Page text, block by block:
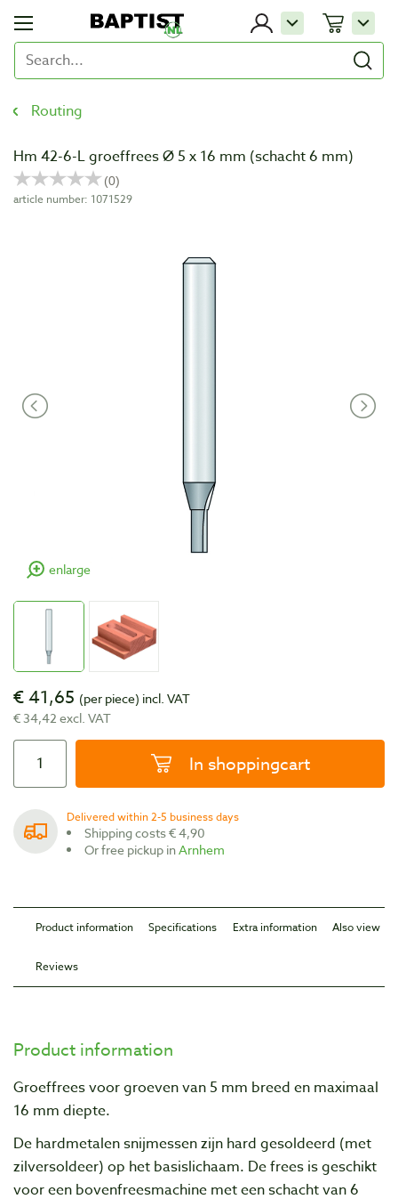
Routing
Hm 42-6-L groeffrees Ø 5 x 16 mm (schacht 6 mm)
article number: 1071529
enlarge
€ 41,65 (per piece) incl. VAT
€ 34,42 excl. VAT
In shoppingcart
Delivered within 2-5 business days
Shipping costs € 4,90
Or free pickup inArnhem
Product information Specifications Extra information Also view
Reviews
Product information
Groeffrees voor groeven van 5 mm breed en maximaal
16 mm diepte.
De hardmetalen snijmessen zijn hard gesoldeerd (met
zilversoldeer) op het basislichaam. De frees is geschikt
voor een bovenfreesmachine met een schacht van 6